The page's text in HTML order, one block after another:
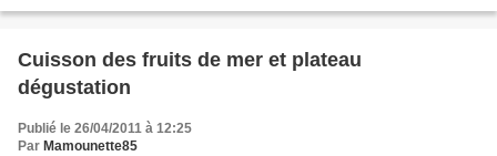
Cuisson des fruits de mer et plateau
dégustation
Publié le 26/04/2011 à 12:25
Par Mamounette85